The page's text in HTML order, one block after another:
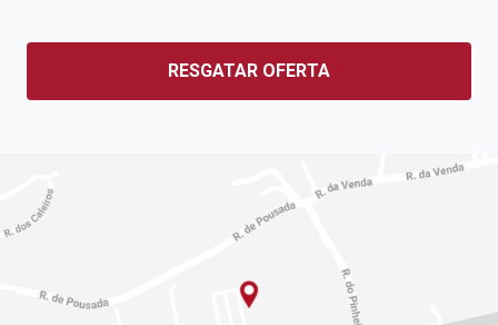
RESGATAR OFERTA